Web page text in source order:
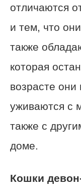
отличаются
и тем, что
также
которая
возрасте
уживаются с
также с
доме.
Кошки